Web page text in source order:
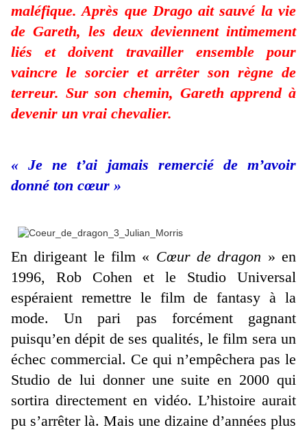
maléfique. Après que Drago ait sauvé la vie
de Gareth, les deux deviennent intimement
liés et doivent travailler ensemble pour
vaincre le sorcier et arrêter son règne de
terreur. Sur son chemin, Gareth apprend à
devenir un vrai chevalier.
« Je ne t’ai jamais remercié de m’avoir
donné ton cœur »
En dirigeant le film « Cœur de dragon » en
1996, Rob Cohen et le Studio Universal
espéraient remettre le film de fantasy à la
mode. Un pari pas forcément gagnant
puisqu’en dépit de ses qualités, le film sera un
échec commercial. Ce qui n’empêchera pas le
Studio de lui donner une suite en 2000 qui
sortira directement en vidéo. L’histoire aurait
pu s’arrêter là. Mais une dizaine d’années plus